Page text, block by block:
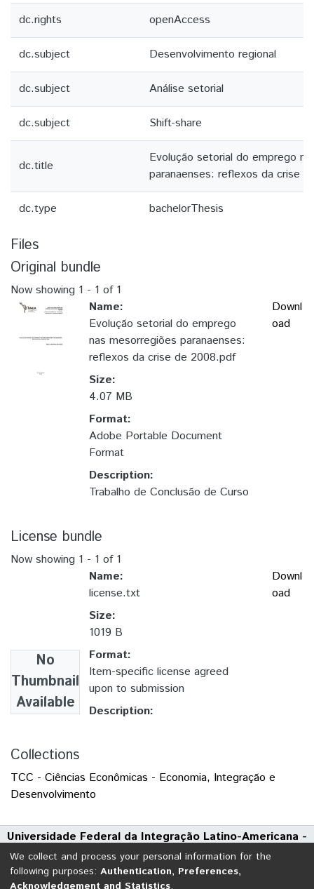
dc.rights openAccess
dc.subject Desenvolvimento regional
dc.subject Análise setorial
dc.subject Shift-share
dc.title
Evolução setorial do emprego
paranaenses: reflexos da crise
dc.type bachelorThesis
Files
Original bundle
Now showing 1 - 1 of 1
Name:
Evolução setorial do emprego
nas mesorregiões paranaenses:
reflexos da crise de 2008.pdf
Size:
4.07 MB
Format:
Adobe Portable Document
Format
Description:
Trabalho de Conclusão de Curso
Downl
oad
License bundle
Now showing 1 - 1 of 1
No
Thumbnail
Available
Name:
license.txt
Size:
1019 B
Format:
Item-specific license agreed
upon to submission
Description:
Downl
oad
Collections
TCC - Ciências Econômicas - Economia, Integração e
Desenvolvimento
Universidade Federal da Integração Latino-Americana -
UNILA
Avenida Tarquínio Joslin dos Santos, 1000 - Polo Universitário
We collect and process your personal information for the
following purposes: Authentication, Preferences,
Acknowledgement and Statistics.